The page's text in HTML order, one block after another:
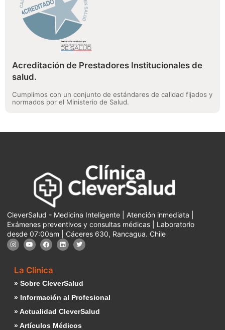
Acreditación de Prestadores Institucionales de
salud.
Cumplimos con un conjunto de estándares de calidad fijados y
normados por el Ministerio de Salud.
CleverSalud - Medicina Inteligente | Atención inmediata |
Exámenes preventivos y consultas médicas | Laboratorio
desde 07:00am | Cáceres 630, Rancagua. Chile
La Clínica
» Sobre CleverSalud
» Información al Profesional
» Actualidad CleverSalud
» Artículos Médicos